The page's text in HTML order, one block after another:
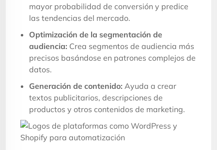
mayor probabilidad de conversión y predice
las tendencias del mercado.
Optimización de la segmentación de
audiencia: Crea segmentos de audiencia más
precisos basándose en patrones complejos de
datos.
Generación de contenido: Ayuda a crear
textos publicitarios, descripciones de
productos y otros contenidos de marketing.